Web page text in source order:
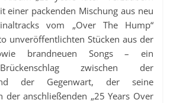
einer packenden Mischung aus neu
vom „Over The Hump“
unveröffentlichten Stücken aus der
brandneuen Songs – ein
zwischen der
der Gegenwart, der seine
der anschließenden „25 Years Over